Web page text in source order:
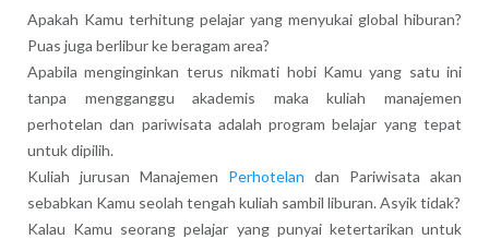
Apakah Kamu terhitung pelajar yang menyukai global hiburan?
Puas juga berlibur ke beragam area?
Apabila menginginkan terus nikmati hobi Kamu yang satu ini
tanpa mengganggu akademis maka kuliah manajemen
perhotelan dan pariwisata adalah program belajar yang tepat
untuk dipilih.
Kuliah jurusan Manajemen Perhotelan dan Pariwisata akan
sebabkan Kamu seolah tengah kuliah sambil liburan. Asyik tidak?
Kalau Kamu seorang pelajar yang punyai ketertarikan untuk